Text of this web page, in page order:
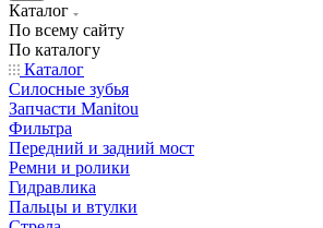
Каталог
По всему сайту
По каталогу
Каталог
Cилосные зубья
Запчасти Manitou
Фильтра
Передний и задний мост
Ремни и ролики
Гидравлика
Пальцы и втулки